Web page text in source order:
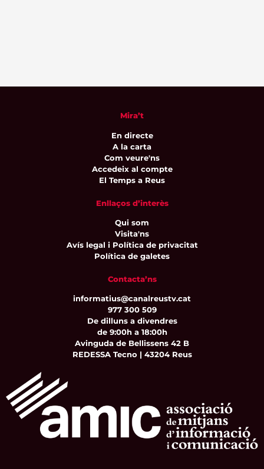
Mira’t
En directe
A la carta
Com veure'ns
Accedeix al compte
El Temps a Reus
Enllaços d’interès
Qui som
Visita'ns
Avís legal i Política de privacitat
Política de galetes
Contacta’ns
informatius@canalreustv.cat
977 300 509
De dilluns a divendres
de 9:00h a 18:00h
Avinguda de Bellissens 42 B
REDESSA Tecno | 43204 Reus